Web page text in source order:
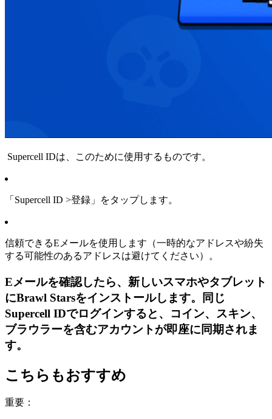
Supercell IDは、このために使用するものです。
「Supercell ID >登録」をタップします。
信頼できるEメールを使用します（一時的なアドレスや紛失
する可能性のあるアドレスは避けてください）。
Eメールを確認したら、新しいスマホやタブレット
にBrawl Starsをインストールします。同じ
Supercell IDでログインすると、コイン、スキン、
ブラウラーを含むアカウントが即座に同期されま
す。
こちらもおすすめ
重要：